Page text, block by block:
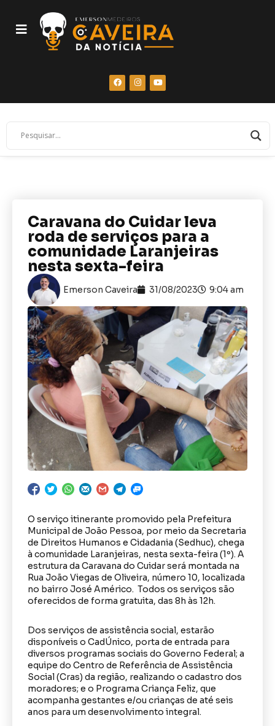
Caravana do Cuidar leva
roda de serviços para a
comunidade Laranjeiras
nesta sexta-feira
Emerson Caveira 31/08/2023 9:04 am
O serviço itinerante promovido pela Prefeitura
Municipal de João Pessoa, por meio da Secretaria
de Direitos Humanos e Cidadania (Sedhuc), chega
à comunidade Laranjeiras, nesta sexta-feira (1º). A
estrutura da Caravana do Cuidar será montada na
Rua João Viegas de Oliveira, número 10, localizada
no bairro José Américo. Todos os serviços são
oferecidos de forma gratuita, das 8h às 12h.
Dos serviços de assistência social, estarão
disponíveis o CadÚnico, porta de entrada para
diversos programas sociais do Governo Federal; a
equipe do Centro de Referência de Assistência
Social (Cras) da região, realizando o cadastro dos
moradores; e o Programa Criança Feliz, que
acompanha gestantes e/ou crianças de até seis
anos para um desenvolvimento integral.